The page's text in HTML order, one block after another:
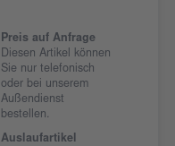
Preis auf Anfrage
Diesen Artikel können
Sie nur telefonisch
oder bei unserem
Außendienst
bestellen.
Auslaufartikel